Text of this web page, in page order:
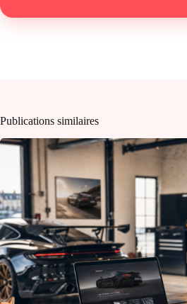
Publications similaires